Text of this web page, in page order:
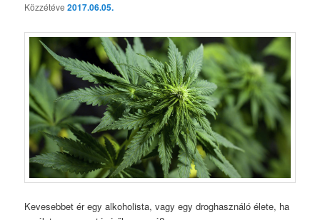
Közzétéve2017.06.05.
Kevesebbet ér egy alkoholista, vagy egy droghasználó élete, ha